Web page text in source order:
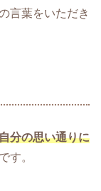
言葉をいただき
分の思い通りに
す。